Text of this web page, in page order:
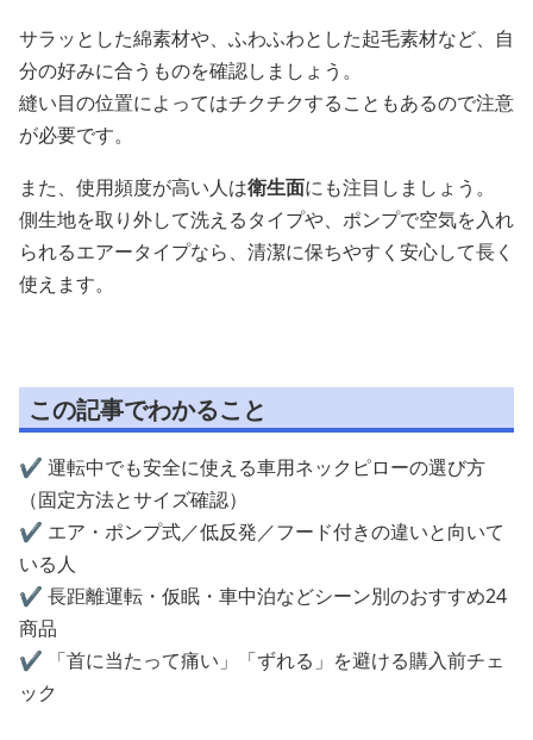
サラッとした綿素材や、ふわふわとした起毛素材など、自
分の好みに合うものを確認しましょう。
縫い目の位置によってはチクチクすることもあるので注意
が必要です。
また、使用頻度が高い人は衛生面にも注目しましょう。
側生地を取り外して洗えるタイプや、ポンプで空気を入れ
られるエアータイプなら、清潔に保ちやすく安心して長く
使えます。
この記事でわかること
✔️ 運転中でも安全に使える車用ネックピローの選び方
（固定方法とサイズ確認）
✔️ エア・ポンプ式／低反発／フード付きの違いと向いて
いる人
✔️ 長距離運転・仮眠・車中泊などシーン別のおすすめ24
商品
✔️ 「首に当たって痛い」「ずれる」を避ける購入前チェ
ック